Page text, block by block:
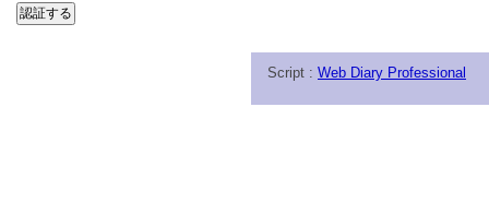
Script : Web Diary Professional